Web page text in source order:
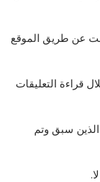
عن طريق الموقع
قراءة التعليقات
الذين سبق وتم